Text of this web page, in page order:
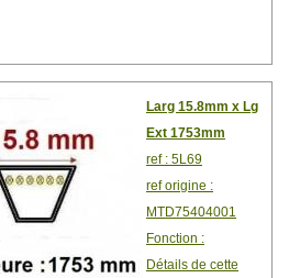
Larg 15.8mm x Lg
Ext 1753mm
ref : 5L69
ref origine :
MTD75404001
Fonction :
Détails de cette